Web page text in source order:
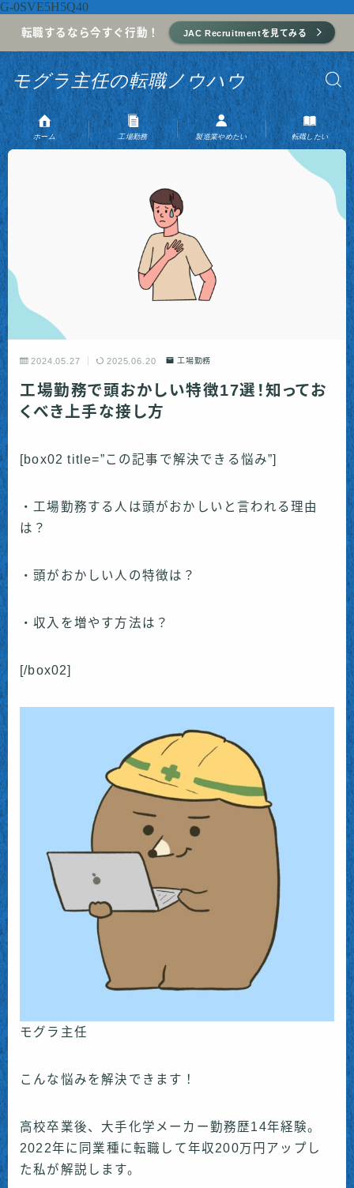
G-0SVE5H5Q40
転職するなら今すぐ行動！ JAC Recruitmentを見てみる
モグラ主任の転職ノウハウ
ホーム 工場勤務 製造業やめたい 転職したい
2024.05.27 2025.06.20 工場勤務
工場勤務で頭おかしい特徴17選！知ってお
くべき上手な接し方
[box02 title=”この記事で解決できる悩み”]
・工場勤務する人は頭がおかしいと言われる理由
は？
・頭がおかしい人の特徴は？
・収入を増やす方法は？
[/box02]
モグラ主任
こんな悩みを解決できます！
高校卒業後、大手化学メーカー勤務歴14年経験。
2022年に同業種に転職して年収200万円アップし
た私が解説します。